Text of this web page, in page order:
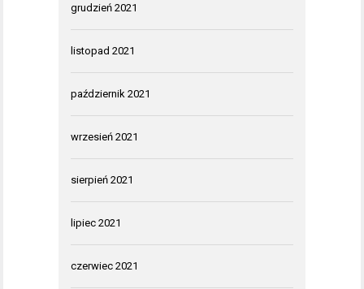
grudzień 2021
listopad 2021
październik 2021
wrzesień 2021
sierpień 2021
lipiec 2021
czerwiec 2021